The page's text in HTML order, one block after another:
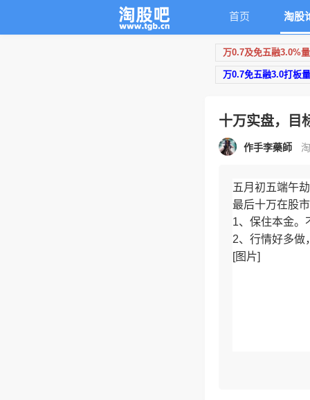
首页 淘股
万0.7及免五融3.0%
万0.7免五融3.0打板
十万实盘，目
作手李藥師
五月初五端午
最后十万在股
1、保住本金。
2、行情好多做
[图片]